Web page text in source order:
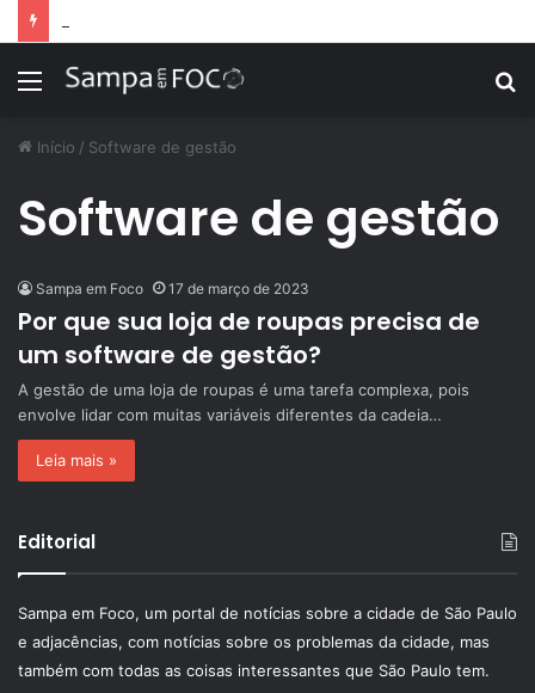
Menu
Início / Software de gestão
Software de gestão
Sampa em Foco 17 de março de 2023
Por que sua loja de roupas precisa de
um software de gestão?
A gestão de uma loja de roupas é uma tarefa complexa, pois
envolve lidar com muitas variáveis diferentes da cadeia…
Leia mais »
Editorial
Sampa em Foco, um portal de notícias sobre a cidade de São Paulo
e adjacências, com notícias sobre os problemas da cidade, mas
também com todas as coisas interessantes que São Paulo tem.